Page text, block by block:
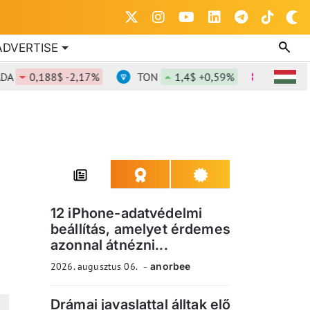
0,188$ -2,17% TON 1,4$ +0,59% DOT
12 iPhone-adatvédelmi
beállítás, amelyet érdemes
azonnal átnézni...
2026. augusztus 06. anorbee
Drámai javaslattal álltak elő